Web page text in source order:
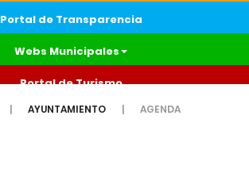
Portal de Transparencia
Webs Municipales
Portal de Turismo
AYUNTAMIENTO AGENDA